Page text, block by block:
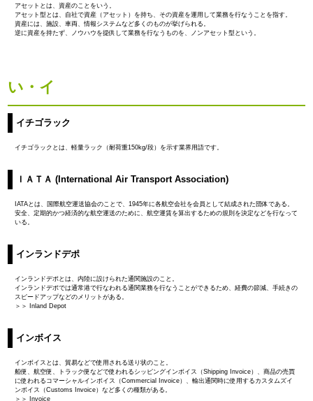
アセットとは、資産のことをいう。
アセット型とは、自社で資産（アセット）を持ち、その資産を運用して業務を行なうことを指す。
資産には、施設、車両、情報システムなど多くのものが挙げられる。
逆に資産を持たず、ノウハウを提供して業務を行なうものを、ノンアセット型という。
い・イ
イチゴラック
イチゴラックとは、軽量ラック（耐荷重150kg/段）を示す業界用語です。
ＩＡＴＡ (International Air Transport Association)
IATAとは、国際航空運送協会のことで、1945年に各航空会社を会員として結成された団体である。
安全、定期的かつ経済的な航空運送のために、航空運賃を算出するための規則を決定などを行なって
いる。
インランドデポ
インランドデポとは、内陸に設けられた通関施設のこと。
インランドデポでは通常港で行なわれる通関業務を行なうことができるため、経費の節減、手続きの
スピードアップなどのメリットがある。
＞＞ Inland Depot
インボイス
インボイスとは、貿易などで使用される送り状のこと。
船便、航空便、トラック便などで使われるシッピングインボイス（Shipping Invoice）、商品の売買
に使われるコマーシャルインボイス（Commercial Invoice）、輸出通関時に使用するカスタムズイ
ンボイス（Customs Invoice）など多くの種類がある。
＞＞ Invoice